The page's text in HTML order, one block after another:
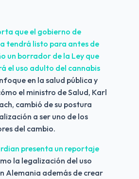
que el gobierno de
tendrá listo para antes de
un borrador de la Ley que
el uso adulto del cannabis
en la salud pública y
el ministro de Salud, Karl
cambió de su postura
a ser uno de los
del cambio.
la legalización del uso
Alemania además de crear